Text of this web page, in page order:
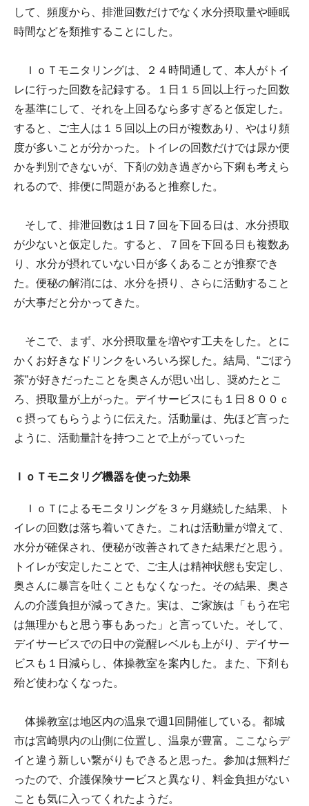
して、頻度から、排泄回数だけでなく水分摂取量や睡眠
時間などを類推することにした。
ＩｏＴモニタリングは、２４時間通して、本人がトイ
レに行った回数を記録する。１日１５回以上行った回数
を基準にして、それを上回るなら多すぎると仮定した。
すると、ご主人は１５回以上の日が複数あり、やはり頻
度が多いことが分かった。トイレの回数だけでは尿か便
かを判別できないが、下剤の効き過ぎから下痢も考えら
れるので、排便に問題があると推察した。
そして、排泄回数は１日７回を下回る日は、水分摂取
が少ないと仮定した。すると、７回を下回る日も複数あ
り、水分が摂れていない日が多くあることが推察でき
た。便秘の解消には、水分を摂り、さらに活動すること
が大事だと分かってきた。
そこで、まず、水分摂取量を増やす工夫をした。とに
かくお好きなドリンクをいろいろ探した。結局、“ごぼう
茶”が好きだったことを奥さんが思い出し、奨めたとこ
ろ、摂取量が上がった。デイサービスにも１日８００ｃ
ｃ摂ってもらうように伝えた。活動量は、先ほど言った
ように、活動量計を持つことで上がっていった
ＩｏＴモニタリグ機器を使った効果
ＩｏＴによるモニタリングを３ヶ月継続した結果、ト
イレの回数は落ち着いてきた。これは活動量が増えて、
水分が確保され、便秘が改善されてきた結果だと思う。
トイレが安定したことで、ご主人は精神状態も安定し、
奥さんに暴言を吐くこともなくなった。その結果、奥さ
んの介護負担が減ってきた。実は、ご家族は「もう在宅
は無理かもと思う事もあった」と言っていた。そして、
デイサービスでの日中の覚醒レベルも上がり、デイサー
ビスも１日減らし、体操教室を案内した。また、下剤も
殆ど使わなくなった。
体操教室は地区内の温泉で週1回開催している。都城
市は宮崎県内の山側に位置し、温泉が豊富。ここならデ
イと違う新しい繋がりもできると思った。参加は無料だ
ったので、介護保険サービスと異なり、料金負担がない
ことも気に入ってくれたようだ。